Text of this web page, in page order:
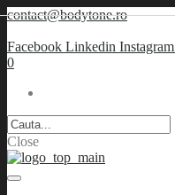
contact@bodytone.ro
Facebook Linkedin Instagram
0
Close